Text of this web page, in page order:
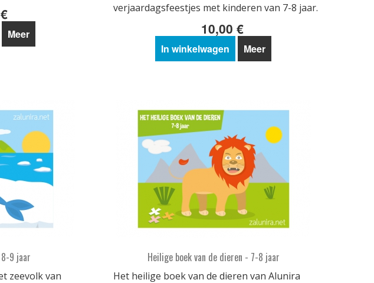
Meer
verjaardagsfeestjes met kinderen van 7-8 jaar.
10,00 €
In winkelwagen Meer
9 jaar
zeevolk van
Heilige boek van de dieren - 7-8 jaar
Het heilige boek van de dieren van Alunira